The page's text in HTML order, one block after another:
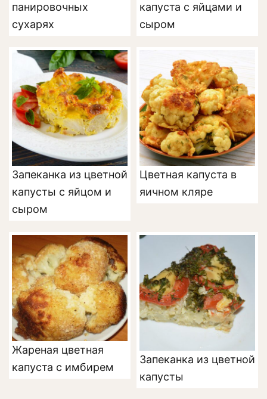
панировочных
сухарях
капуста с яйцами и
сыром
Запеканка из цветной
капусты с яйцом и
сыром
Цветная капуста в
яичном кляре
Жареная цветная
капуста с имбирем
Запеканка из цветной
капусты